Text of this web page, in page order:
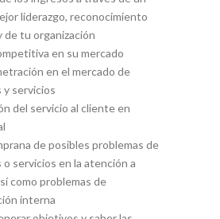
liderazgo, reconocimiento
de tu organización
en su mercado
en el mercado de
servicios
del servicio al cliente en
de posibles problemas de
servicios en la atención a
como problemas de
interna